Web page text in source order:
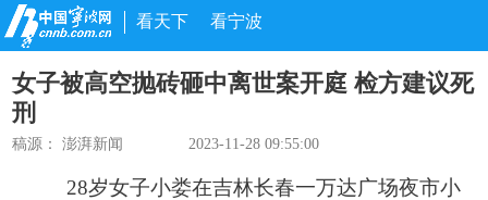
看天下 看宁波
女子被高空抛砖砸中离世案开庭 检方建议死
刑
稿源：澎湃新闻 2023-11-28 09:55:00
28岁女子小娄在吉林长春一万达广场夜市小